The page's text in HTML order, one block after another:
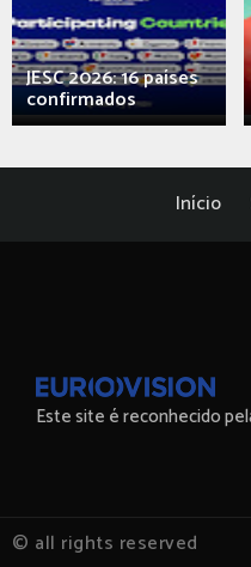
JESC 2026: 16 países
confirmados
Início
Este site é reconhecido
© all rights reserved